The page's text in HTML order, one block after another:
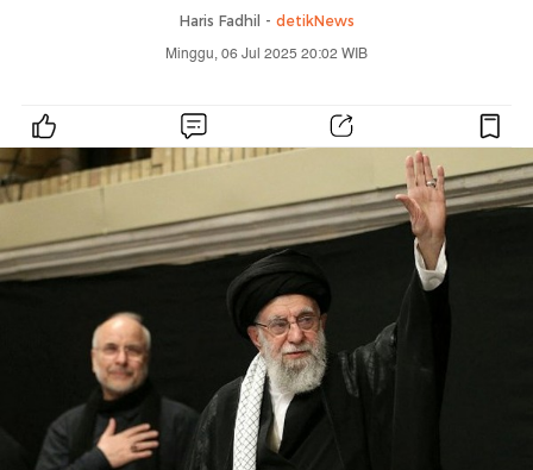
Haris Fadhil - detikNews
Minggu, 06 Jul 2025 20:02 WIB